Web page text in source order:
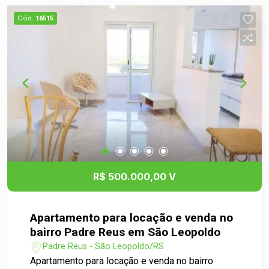
Cód. 16515
R$ 500.000,00 V
Apartamento para locação e venda no
bairro Padre Reus em São Leopoldo
Padre Reus - São Leopoldo/RS
Apartamento para locação e venda no bairro